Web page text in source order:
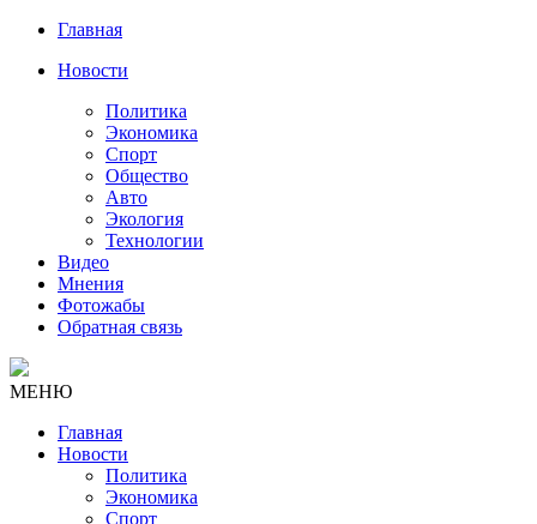
Главная
Новости
Политика
Экономика
Спорт
Общество
Авто
Экология
Технологии
Видео
Мнения
Фотожабы
Обратная связь
МЕНЮ
Главная
Новости
Политика
Экономика
Спорт